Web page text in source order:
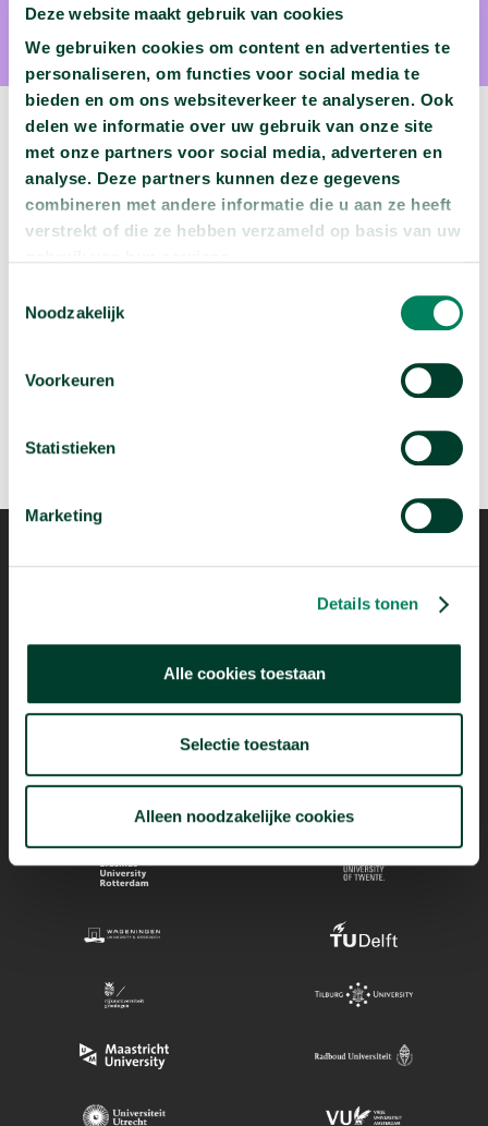
Deze website maakt gebruik van cookies
We gebruiken cookies om content en advertenties te
personaliseren, om functies voor social media te
bieden en om ons websiteverkeer te analyseren. Ook
delen we informatie over uw gebruik van onze site
met onze partners voor social media, adverteren en
analyse. Deze partners kunnen deze gegevens
combineren met andere informatie die u aan ze heeft
verstrekt of die ze hebben verzameld op basis van uw
Noodzakelijk
Voorkeuren
Statistieken
Marketing
Details tonen
Alle cookies toestaan
Selectie toestaan
Alleen noodzakelijke cookies
Volgende podcast:
Mogelijk dankzij